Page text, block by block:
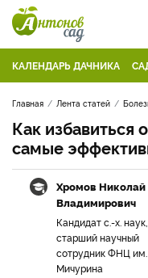
КАЛЕНДАРЬ ДАЧНИКА
Главная Лента статей
Как избавиться
самые
Хромов Николай
Владимирович
Кандидат с.-х. наук,
старший научный
сотрудник ФНЦ им.
Мичурина